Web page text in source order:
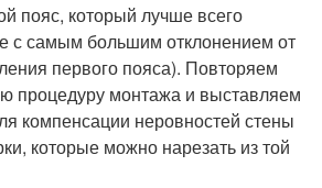
пояс, который лучше всего
с самым большим отклонением от
первого пояса). Повторяем
процедуру монтажа и выставляем
компенсации неровностей стены
которые можно нарезать из той